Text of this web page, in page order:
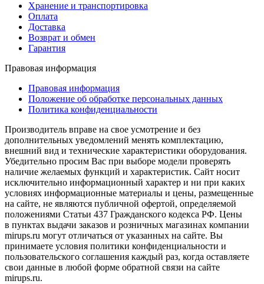
Хранение и транспортировка
Оплата
Доставка
Возврат и обмен
Гарантия
Правовая информация
Правовая информация
Положение об обработке персональных данных
Политика конфиденциальности
Производитель вправе на свое усмотрение и без
дополнительных уведомлений менять комплектацию,
внешний вид и технические характеристики оборудования.
Убедительно просим Вас при выборе модели проверять
наличие желаемых функций и характеристик. Сайт носит
исключительно информационный характер и ни при каких
условиях информационные материалы и цены, размещенные
на сайте, не являются публичной офертой, определяемой
положениями Статьи 437 Гражданского кодекса РФ. Цены
в пунктах выдачи заказов и розничных магазинах компании
mirups.ru могут отличаться от указанных на сайте. Вы
принимаете условия политики конфиденциальности и
пользовательского соглашения каждый раз, когда оставляете
свои данные в любой форме обратной связи на сайте
mirups.ru.